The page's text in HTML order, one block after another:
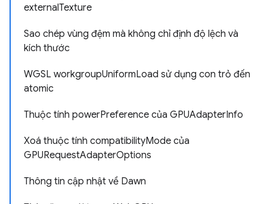
externalTexture
Sao chép vùng đệm mà không chỉ định độ lệch và
kích thước
WGSL workgroupUniformLoad sử dụng con trỏ đến
atomic
Thuộc tính powerPreference của GPUAdapterInfo
Xoá thuộc tính compatibilityMode của
GPURequestAdapterOptions
Thông tin cập nhật về Dawn